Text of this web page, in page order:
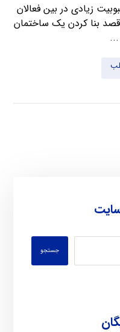
زیادی در بین فعالان
بنا کردن یک ساختمان
جستجو